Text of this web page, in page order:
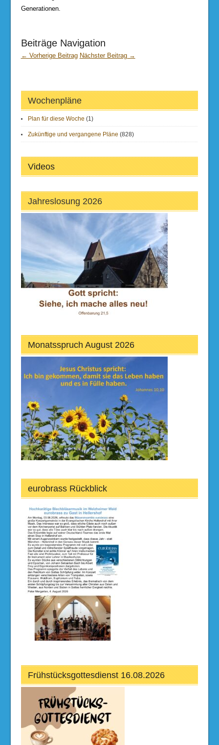
Generationen.
Beiträge Navigation
← Vorherige Beitrag Nächster Beitrag →
Wochenpläne
Plan für diese Woche (1)
Zukünftige und vergangene Pläne (828)
Videos
Jahreslosung 2026
Monatsspruch August 2026
eurobrass Rückblick
Frühstücksgottesdienst 16.08.2026